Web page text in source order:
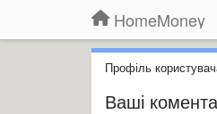
HomeMoney
Профіль
Ваші